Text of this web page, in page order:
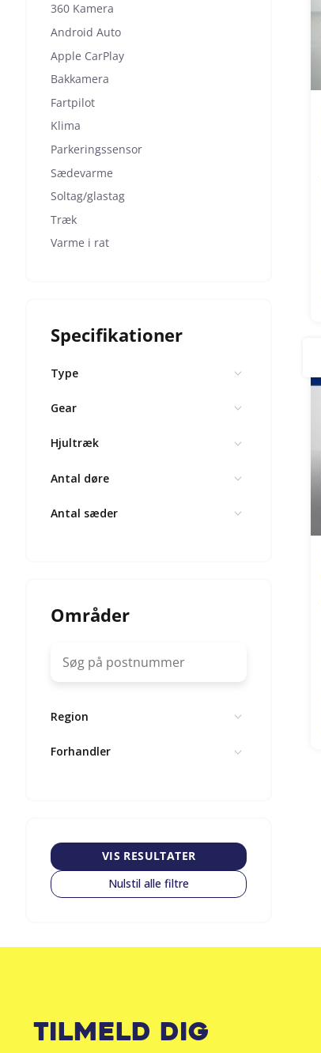
360 Kamera
Android Auto
Apple CarPlay
Bakkamera
Fartpilot
Klima
Parkeringssensor
Sædevarme
Soltag/glastag
Træk
Varme i rat
Specifikationer
Type
Gear
Hjultræk
Antal døre
Antal sæder
Områder
Region
Forhandler
VIS RESULTATER
Nulstil alle filtre
Tilmeld dig